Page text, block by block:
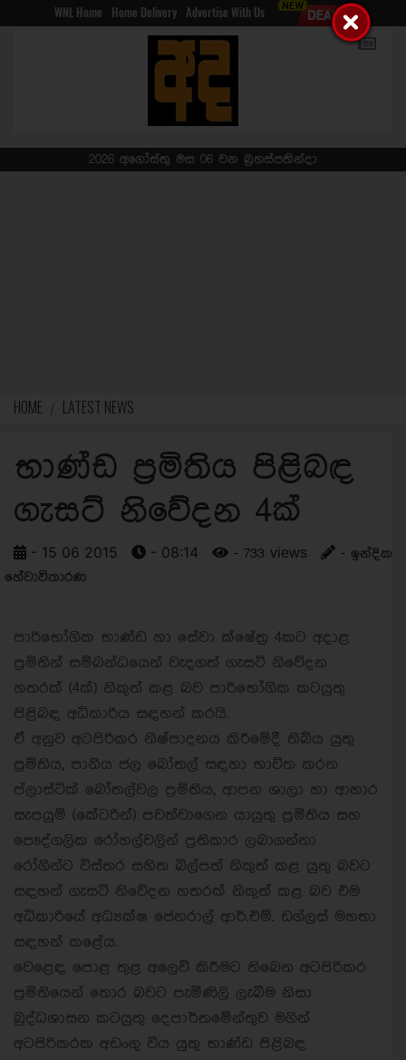
WNL Home Home Delivery Advertise With Us
2026 අගෝස්තු මස 06 වන බ්‍රහස්පතින්දා
HOME LATEST NEWS
භාණ්ඩ ප්‍රමිතිය පිළිබඳ
ගැසට් නිවේදන 4ක්
- 15 06 2015 - 08:14 - 733 views
- ඉන්දික
හේවාවිතාරණ
පාරිභෝගික භාණ්ඩ හා සේවා ක්ෂේත්‍ර 4කට අදාළ
ප්‍රමිතින් සම්බන්ධයෙන් වැදගත් ගැසට් නිවේදන
හතරක් (4ක්) නිකුත් කළ බව පාරිභෝගික කටයුතු
පිළිබඳ අධිකාරිය සඳහන් කරයි.
ඒ අනුව අටපිරිකර නිෂ්පාදනය කිරීමේදී තිබිය යුතු
ප්‍රමිතිය, පානීය ජල බෝතල් සඳහා භාවිත කරන
ප්ලාස්ටික් බෝතල්වල ප්‍රමිතිය, ආපන ශාලා හා ආහාර
සැපයුම් (කේටරින්) පවත්වාගෙන යායුතු ප්‍රමිතිය සහ
පෞද්ගලික රෝහල්වලින් ප්‍රතිකාර ලබාගන්නා
රෝගීන්ට විස්තර සහිත බිල්පත් නිකුත් කළ යුතු බවට
සඳහන් ගැසට් නිවේදන හතරක් නිකුත් කළ බව එම
අධිකාරියේ අධ්‍යක්ෂ ජෙනරාල් ආර්.එම්. ඩග්ලස් මහතා
සඳහන් කළේය.
වෙළෙඳ පොළ තුළ අලෙවි කිරීමට තිබෙන අටපිරිකර
ප්‍රමිතියෙන් තොර බවට පැමිණිලි ලැබීම නිසා
බුද්ධශාසන කටයුතු දෙපාර්තමේන්තුව මගින්
අටපිරිකරක අඩංගු විය යුතු භාණ්ඩ පිළිබඳ